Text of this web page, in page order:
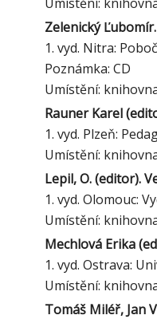
Zelenický
1. vyd. Nitra:
Poznámka: CD
Umístění:
Rauner Karel
1. vyd. Plzeň:
Umístění:
Lepil, O. (editor).
1. vyd. Olomouc:
Umístění:
Mechlová Erika
1. vyd. Ostrava:
Umístění:
Tomáš Miléř, Jan